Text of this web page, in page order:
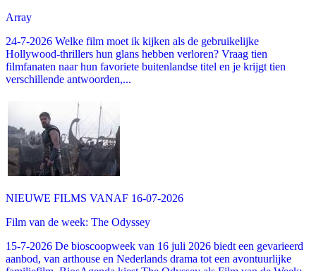
Array
24-7-2026 Welke film moet ik kijken als de gebruikelijke
Hollywood-thrillers hun glans hebben verloren? Vraag tien
filmfanaten naar hun favoriete buitenlandse titel en je krijgt tien
verschillende antwoorden,...
NIEUWE FILMS VANAF 16-07-2026
Film van de week: The Odyssey
15-7-2026 De bioscoopweek van 16 juli 2026 biedt een gevarieerd
aanbod, van arthouse en Nederlands drama tot een avontuurlijke